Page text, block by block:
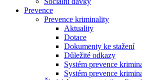
Prevence
Prevence kriminality
Aktuality
Dotace
Dokumenty ke stažení
Důležité odkazy
Systém prevence
Systém prevence